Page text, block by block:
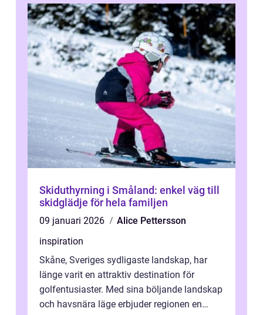
Skiduthyrning i Småland: enkel väg till
skidglädje för hela familjen
09 januari 2026
Alice Pettersson
inspiration
Skåne, Sveriges sydligaste landskap, har
länge varit en attraktiv destination för
golfentusiaster. Med sina böljande landskap
och havsnära läge erbjuder regionen en